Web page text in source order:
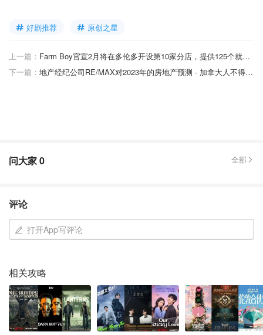
好剧推荐 原创之星
上一篇：
Farm Boy官宣2月将在多伦多开设第10家分店，提供125个就业机会！
下一篇：
地产经纪公司RE/MAX对2023年的房地产预测 - 加拿大人不得不知道的7个房产关键预测！
问大家0 全部
评论
打开App写评论
相关攻略